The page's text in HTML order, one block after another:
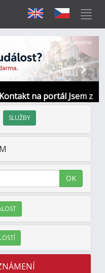
na portál Jsem z
Další
Sponzorováno
SLUŽBY
OK